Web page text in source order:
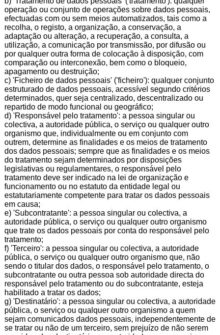
operação ou conjunto de operações sobre dados pessoais,
efectuadas com ou sem meios automatizados, tais como a
recolha, o registo, a organização, a conservação, a
adaptação ou alteração, a recuperação, a consulta, a
utilização, a comunicação por transmissão, por difusão ou
por qualquer outra forma de colocação à disposição, com
comparação ou interconexão, bem como o bloqueio,
apagamento ou destruição;
c) 'Ficheiro de dados pessoais' ('ficheiro'): qualquer conjunto
estruturado de dados pessoais, acessível segundo critérios
determinados, quer seja centralizado, descentralizado ou
repartido de modo funcional ou geográfico;
d) 'Responsável pelo tratamento': a pessoa singular ou
colectiva, a autoridade pública, o serviço ou qualquer outro
organismo que, individualmente ou em conjunto com
outrem, determine as finalidades e os meios de tratamento
dos dados pessoais; sempre que as finalidades e os meios
do tratamento sejam determinados por disposições
legislativas ou regulamentares, o responsável pelo
tratamento deve ser indicado na lei de organização e
funcionamento ou no estatuto da entidade legal ou
estatutariamente competente para tratar os dados pessoais
em causa;
e) 'Subcontratante': a pessoa singular ou colectiva, a
autoridade pública, o serviço ou qualquer outro organismo
que trate os dados pessoais por conta do responsável pelo
tratamento;
f) 'Terceiro': a pessoa singular ou colectiva, a autoridade
pública, o serviço ou qualquer outro organismo que, não
sendo o titular dos dados, o responsável pelo tratamento, o
subcontratante ou outra pessoa sob autoridade directa do
responsável pelo tratamento ou do subcontratante, esteja
habilitado a tratar os dados;
g) 'Destinatário': a pessoa singular ou colectiva, a autoridade
pública, o serviço ou qualquer outro organismo a quem
sejam comunicados dados pessoais, independentemente de
se tratar ou não de um terceiro, sem prejuízo de não serem